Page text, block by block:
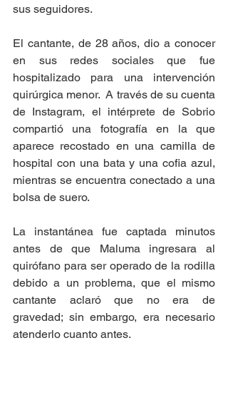
sus seguidores.
El cantante, de 28 años, dio a conocer
en sus redes sociales que fue
hospitalizado para una intervención
quirúrgica menor.  A través de su cuenta
de Instagram, el intérprete de Sobrio
compartió una fotografía en la que
aparece recostado en una camilla de
hospital con una bata y una cofia azul,
mientras se encuentra conectado a una
bolsa de suero.
La instantánea fue captada minutos
antes de que Maluma ingresara al
quirófano para ser operado de la rodilla
debido a un problema, que el mismo
cantante aclaró que no era de
gravedad; sin embargo, era necesario
atenderlo cuanto antes.